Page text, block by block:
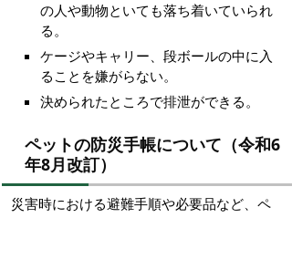
の人や動物といても落ち着いていられ
る。
ケージやキャリー、段ボールの中に入
ることを嫌がらない。
決められたところで排泄ができる。
ペットの防災手帳について（令和6
年8月改訂）
災害時における避難手順や必要品など、ペ